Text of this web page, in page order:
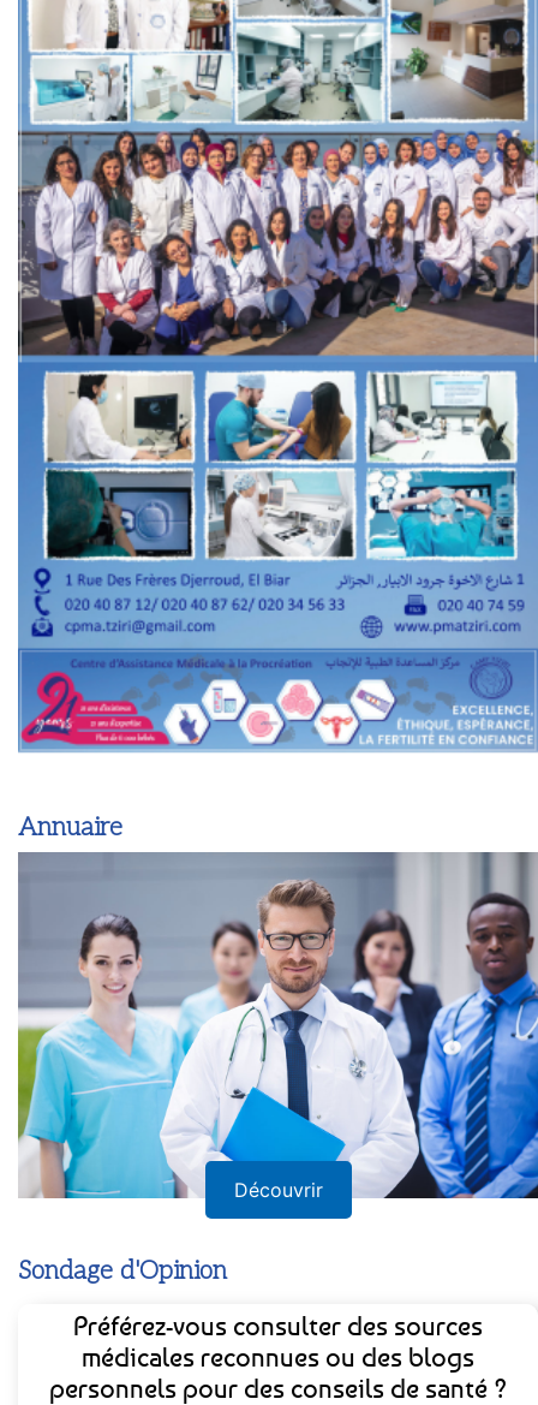
Annuaire
Découvrir
Sondage d'Opinion
Préférez-vous consulter des sources
médicales reconnues ou des blogs
personnels pour des conseils de santé ?